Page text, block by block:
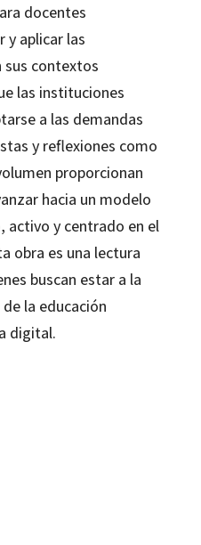
docentes
y aplicar las
contextos
las instituciones
a las demandas
y reflexiones como
proporcionan
hacia un modelo
activo y centrado en el
obra es una lectura
buscan estar a la
la educación
digital.